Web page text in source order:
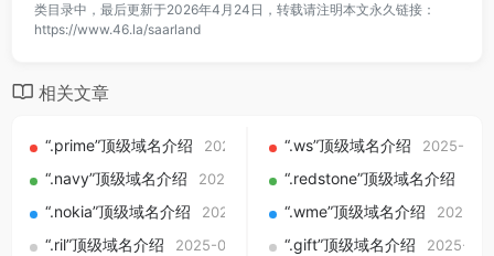
类目录中，最后更新于2026年4月24日，转载请注明本文永久链接：
https://www.46.la/saarland
相关文章
“.prime”顶级域名介绍 2025-09-01“.ws”顶级域名介绍 2025-09-
“.navy”顶级域名介绍 2025-09-01 “.redstone”顶级域名介绍
“.nokia”顶级域名介绍 2025-09-01 “.wme”顶级域名介绍 2025-
“.ril”顶级域名介绍 2025-09-01 “.gift”顶级域名介绍 2025-09-